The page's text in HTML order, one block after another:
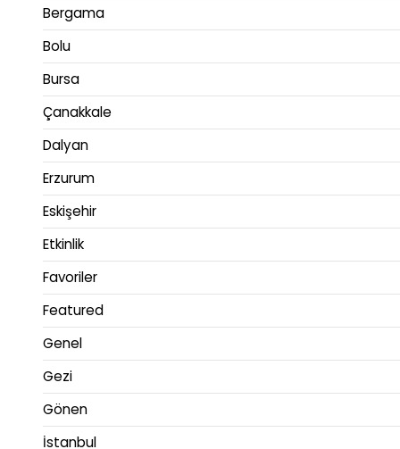
Bergama
Bolu
Bursa
Çanakkale
Dalyan
Erzurum
Eskişehir
Etkinlik
Favoriler
Featured
Genel
Gezi
Gönen
İstanbul